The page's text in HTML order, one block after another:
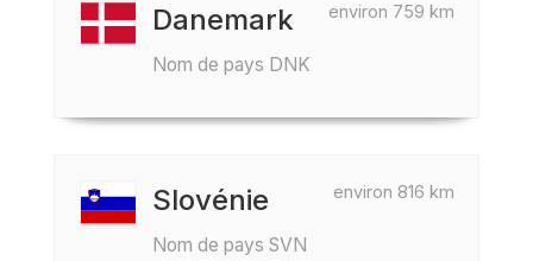
environ 759 km
Danemark
Nom de pays DNK
environ 816 km
Slovénie
Nom de pays SVN